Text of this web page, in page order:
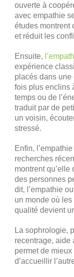
ouverte à
avec empathie
études montrent
et réduit les
Ensuite,
expérience
placés dans
fois plus enclins
temps ou de
traduit par de
un voisin,
stressé.
Enfin,
recherches
montrent
des personnes
dit, l’empathie
un monde où
qualité devient
La sophrologie,
recentrage, aide
permet de
d’accueillir